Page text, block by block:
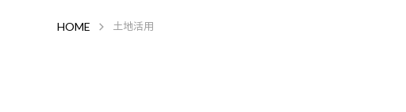
HOME 土地活用